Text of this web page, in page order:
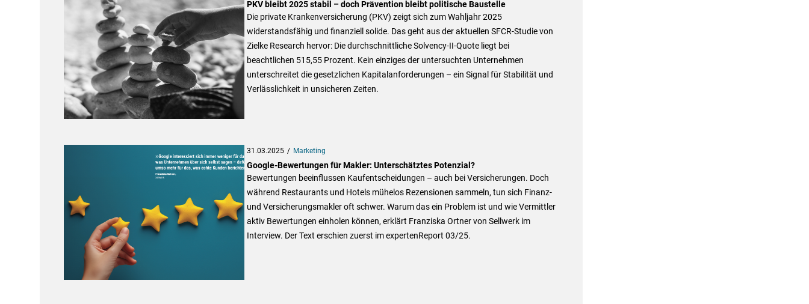
PKV bleibt 2025 stabil – doch Prävention bleibt politische Baustelle
Die private Krankenversicherung (PKV) zeigt sich zum Wahljahr 2025
widerstandsfähig und finanziell solide. Das geht aus der aktuellen SFCR-Studie von
Zielke Research hervor: Die durchschnittliche Solvency-II-Quote liegt bei
beachtlichen 515,55 Prozent. Kein einziges der untersuchten Unternehmen
unterschreitet die gesetzlichen Kapitalanforderungen – ein Signal für Stabilität und
Verlässlichkeit in unsicheren Zeiten.
31.03.2025 Marketing
Google-Bewertungen für Makler: Unterschätztes Potenzial?
Bewertungen beeinflussen Kaufentscheidungen – auch bei Versicherungen. Doch
während Restaurants und Hotels mühelos Rezensionen sammeln, tun sich Finanz-
und Versicherungsmakler oft schwer. Warum das ein Problem ist und wie Vermittler
aktiv Bewertungen einholen können, erklärt Franziska Ortner von Sellwerk im
Interview. Der Text erschien zuerst im expertenReport 03/25.